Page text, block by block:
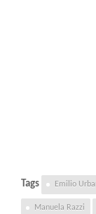
Tags Emilio
Manuela Razzi